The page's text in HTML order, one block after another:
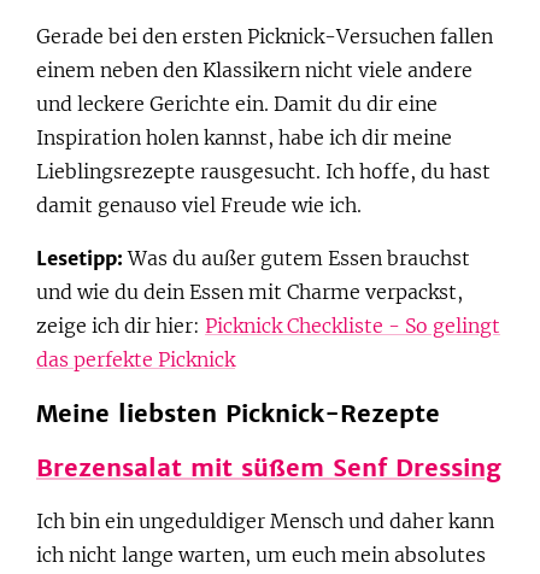
Gerade bei den ersten Picknick-Versuchen fallen
einem neben den Klassikern nicht viele andere
und leckere Gerichte ein. Damit du dir eine
Inspiration holen kannst, habe ich dir meine
Lieblingsrezepte rausgesucht. Ich hoffe, du hast
damit genauso viel Freude wie ich.
Lesetipp: Was du außer gutem Essen brauchst
und wie du dein Essen mit Charme verpackst,
zeige ich dir hier: Picknick Checkliste - So gelingt
das perfekte Picknick
Meine liebsten Picknick-Rezepte
Brezensalat mit süßem Senf Dressing
Ich bin ein ungeduldiger Mensch und daher kann
ich nicht lange warten, um euch mein absolutes